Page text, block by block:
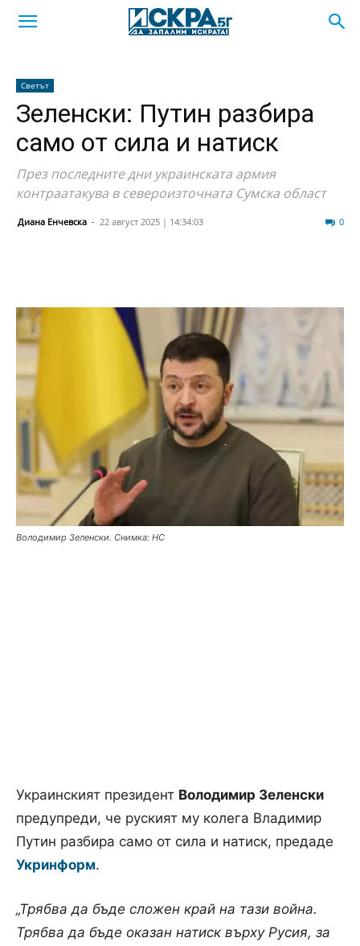
Светът
Зеленски: Путин разбира
само от сила и натиск
През последните дни украинската армия
контраатакува в североизточната Сумска област
Диана Енчевска - 22 август 2025 | 14:34:03 0
Володимир Зеленски. Снимка: НС
Украинският президент Володимир Зеленски
предупреди, че руският му колега Владимир
Путин разбира само от сила и натиск, предаде
Укринформ.
„Трябва да бъде сложен край на тази война.
Трябва да бъде оказан натиск върху Русия, за